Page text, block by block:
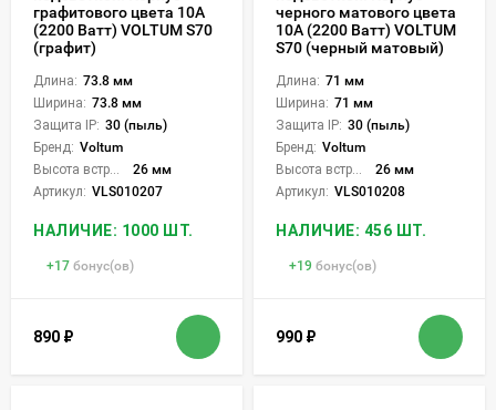
графитового цвета 10А
(2200 Ватт) VOLTUM S70
(графит)
Длина: 73.8 мм
Ширина: 73.8 мм
Защита IP: 30 (пыль)
Бренд: Voltum
Высота встройки:
26 мм
Артикул: VLS010207
НАЛИЧИЕ: 1000 ШТ.
+17 бонус(ов)
890 ₽
черного матового цвета
10А (2200 Ватт) VOLTUM
S70 (черный матовый)
Длина: 71 мм
Ширина: 71 мм
Защита IP: 30 (пыль)
Бренд: Voltum
Высота встройки:
26 мм
Артикул: VLS010208
НАЛИЧИЕ: 456 ШТ.
+19 бонус(ов)
990 ₽